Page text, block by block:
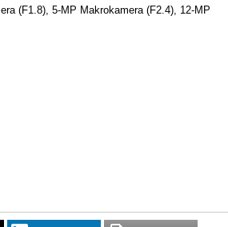
(F1.8), 5-MP Makrokamera (F2.4), 12-MP